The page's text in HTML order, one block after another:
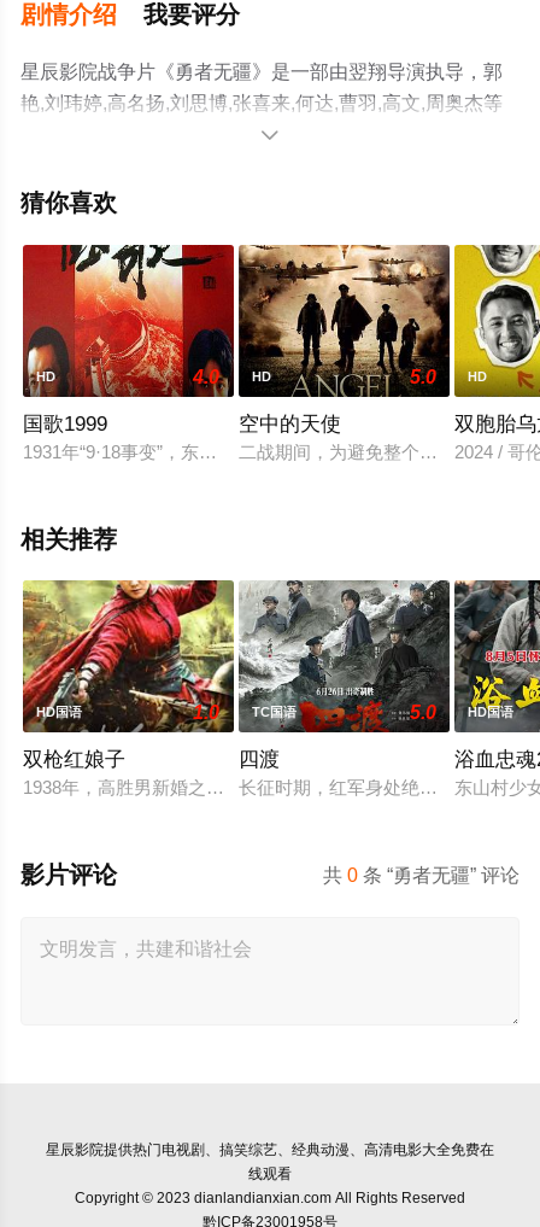
剧情介绍 我要评分
星辰影院战争片《勇者无疆》是一部由翌翔导演执导，郭
艳,刘玮婷,高名扬,刘思博,张喜来,何达,曹羽,高文,周奥杰等
明星演员精彩演绎的中国大陆电影，更多高清无删减完整

猜你喜欢
HD 4.0
国歌1999
1931年“9·18事变”，东北三省沦陷了，正在上海积极从事抗日
HD 5.0
空中的天使
二战期间，为避免整个欧洲落入纳粹
HD
双胞胎
2024 / 哥
相关推荐
HD国语 1.0
双枪红娘子
1938年，高胜男新婚之日，丈夫被日军残害，父辈亦遭屠戮。
TC国语 5.0
四渡
长征时期，红军身处绝境。四渡赤水
HD国语
浴血忠魂
东山村少
共0 条 “勇者无疆” 评论
影片评论
星辰影院提供热门电视剧、搞笑综艺、经典动漫、高清电影大全免费在
线观看
Copyright © 2023 dianlandianxian.com All Rights Reserved
黔ICP备23001958号